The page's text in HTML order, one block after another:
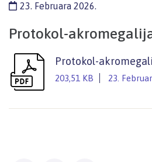
23. Februara 2026.
Protokol-
Protokol-
203,51 KB 23.